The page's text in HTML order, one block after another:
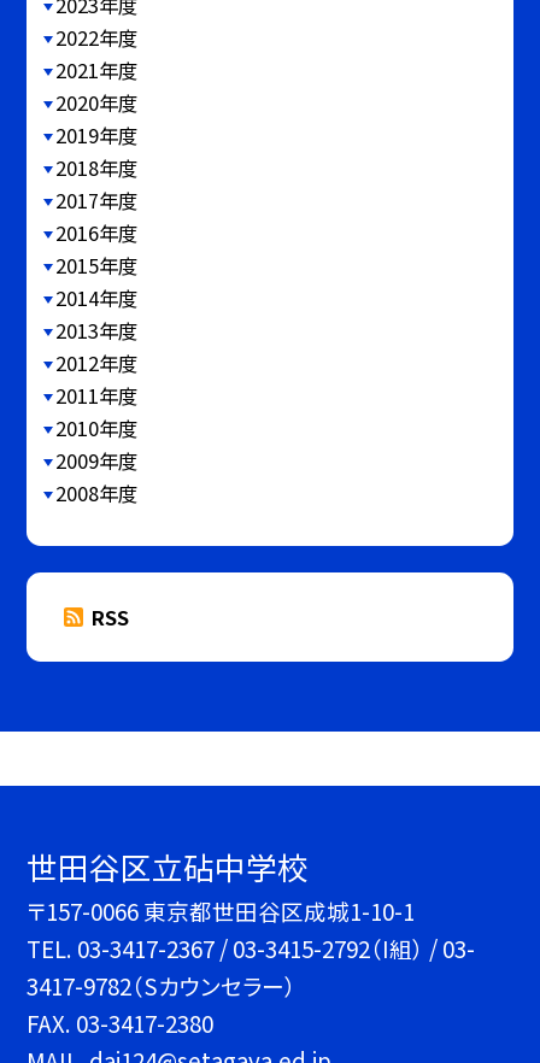
2022年度
2021年度
2020年度
2019年度
2018年度
2017年度
2016年度
2015年度
2014年度
2013年度
2012年度
2011年度
2010年度
2009年度
2008年度
RSS
世田谷区立砧中学校
〒157-0066 東京都世田谷区成城1-10-1
TEL. 03-3417-2367 / 03-3415-2792（I組） / 03-
3417-9782（Sカウンセラー）
FAX. 03-3417-2380